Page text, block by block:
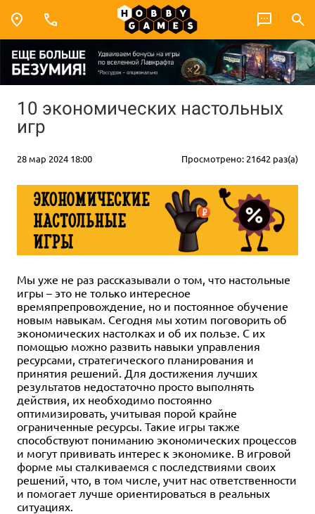
10 экономических настольных
игр
28 мар 2024 18:00 Просмотрено: 21642 раз(а)
Мы уже не раз рассказывали о том, что настольные
игры – это не только интересное
времяпрепровождение, но и постоянное обучение
новым навыкам. Сегодня мы хотим поговорить об
экономических настолках и об их пользе. С их
помощью можно развить навыки управления
ресурсами, стратегического планирования и
принятия решений. Для достижения лучших
результатов недостаточно просто выполнять
действия, их необходимо постоянно
оптимизировать, учитывая порой крайне
ограниченные ресурсы. Такие игры также
способствуют пониманию экономических процессов
и могут прививать интерес к экономике. В игровой
форме мы сталкиваемся с последствиями своих
решений, что, в том числе, учит нас ответственности
и помогает лучше ориентироваться в реальных
ситуациях.